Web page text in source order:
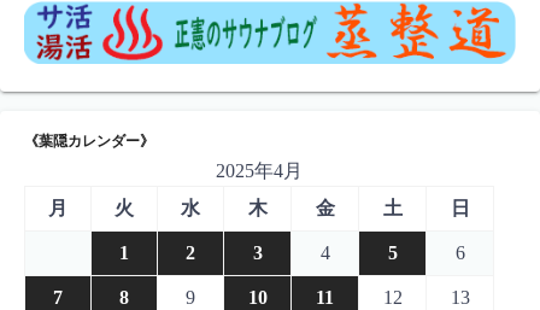
《葉隠カレンダー》
2025年4月
月
火 水 木 金 土 日
1 2 3 4 5 6
7 8 9 10 11 12 13